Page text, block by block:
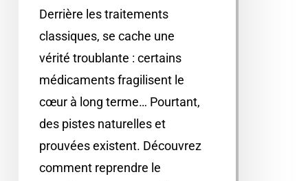
Derrière les traitements
classiques, se cache une
vérité troublante : certains
médicaments fragilisent le
cœur à long terme… Pourtant,
des pistes naturelles et
prouvées existent. Découvrez
comment reprendre le